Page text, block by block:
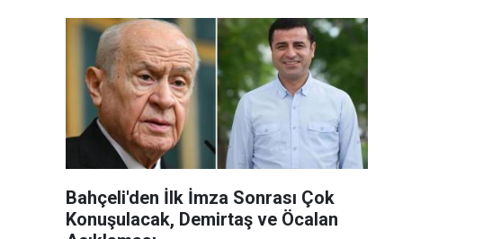
Bahçeli'den İlk İmza Sonrası Çok
Konuşulacak, Demirtaş ve Öcalan